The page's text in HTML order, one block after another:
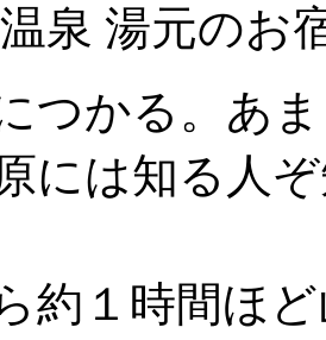
泉 湯元の
つかる。あ
には知る人
約１時間ほ